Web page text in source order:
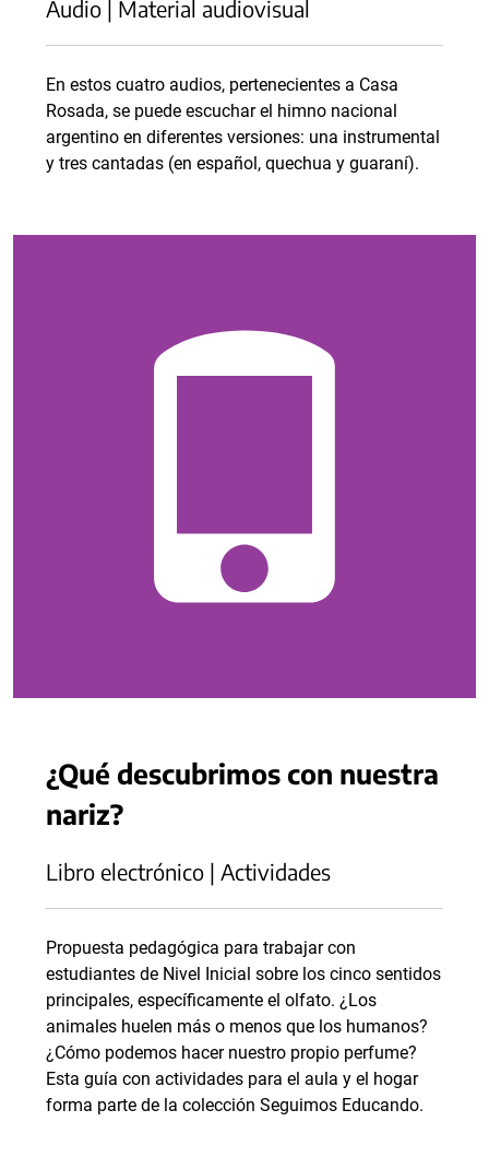
Audio | Material audiovisual
En estos cuatro audios, pertenecientes a Casa
Rosada, se puede escuchar el himno nacional
argentino en diferentes versiones: una instrumental
y tres cantadas (en español, quechua y guaraní).
¿Qué descubrimos con nuestra
nariz?
Libro electrónico | Actividades
Propuesta pedagógica para trabajar con
estudiantes de Nivel Inicial sobre los cinco sentidos
principales, específicamente el olfato. ¿Los
animales huelen más o menos que los humanos?
¿Cómo podemos hacer nuestro propio perfume?
Esta guía con actividades para el aula y el hogar
forma parte de la colección Seguimos Educando.